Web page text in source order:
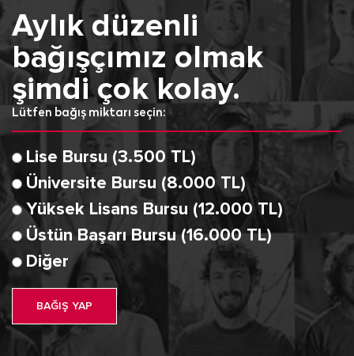
Aylık düzenli
bağışçımız olmak
şimdi çok kolay.
Lütfen bağış miktarı seçin:
Lise Bursu (3.500 TL)
Üniversite Bursu (8.000 TL)
Yüksek Lisans Bursu (12.000 TL)
Üstün Başarı Bursu (16.000 TL)
Diğer
BAĞIŞ YAP